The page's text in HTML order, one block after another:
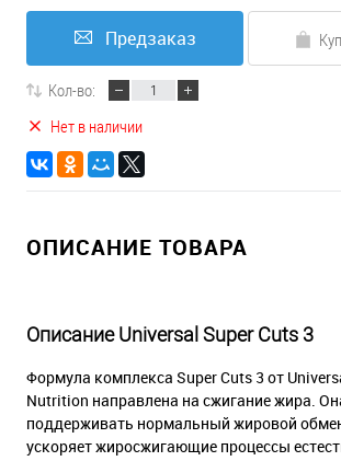
Предзаказ
Кол-во:
Нет в наличии
ОПИСАНИЕ ТОВАРА
Описание Universal Super Cuts 3
Формула комплекса Super Cuts 3 от
Nutrition направлена на сжигание жира.
поддерживать нормальный жировой
ускоряет жиросжигающие процессы